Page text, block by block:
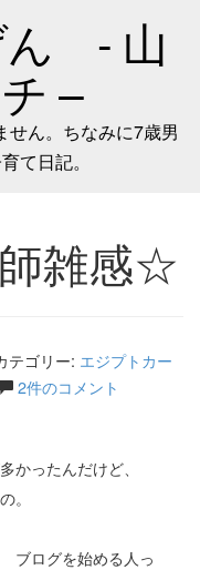
ん - 山
–
せん。ちなみに7歳男
て日記。
雑感☆
テゴリー: エジプトカー
2件のコメント
かったんだけど、
。
ブログを始める人っ